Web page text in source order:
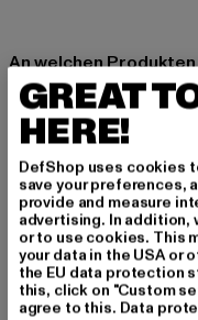
An welchen
MÄNNER
FRAUEN
E-MAIL
Informationen dazu, wie
in unserer
abmelden.
GREAT
HERE!
DefShop uses cookies
save your preferences,
provide and measure
advertising. In
or to use cookies. This
your data in the USA or
the EU data protection
this, click on "Custom
agree to this. Data